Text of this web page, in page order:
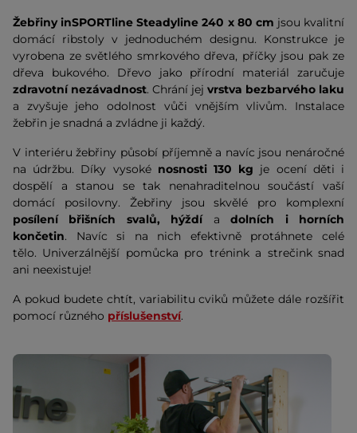
Žebřiny inSPORTline Steadyline 240 x 80 cm jsou kvalitní
domácí ribstoly v jednoduchém designu. Konstrukce je
vyrobena ze světlého smrkového dřeva, příčky jsou pak ze
dřeva bukového. Dřevo jako přírodní materiál zaručuje
zdravotní nezávadnost. Chrání jej vrstva bezbarvého laku
a zvyšuje jeho odolnost vůči vnějším vlivům. Instalace
žebřin je snadná a zvládne ji každý.
V interiéru žebřiny působí příjemně a navíc jsou nenáročné
na údržbu. Díky vysoké nosnosti 130 kg je ocení děti i
dospělí a stanou se tak nenahraditelnou součástí vaší
domácí posilovny. Žebřiny jsou skvělé pro komplexní
posílení břišních svalů, hýždíadolních i horních
končetin. Navíc si na nich efektivně protáhnete celé
tělo. Univerzálnější pomůcka pro trénink a strečink snad
ani neexistuje!
A pokud budete chtít, variabilitu cviků můžete dále rozšířit
pomocí různého příslušenství.